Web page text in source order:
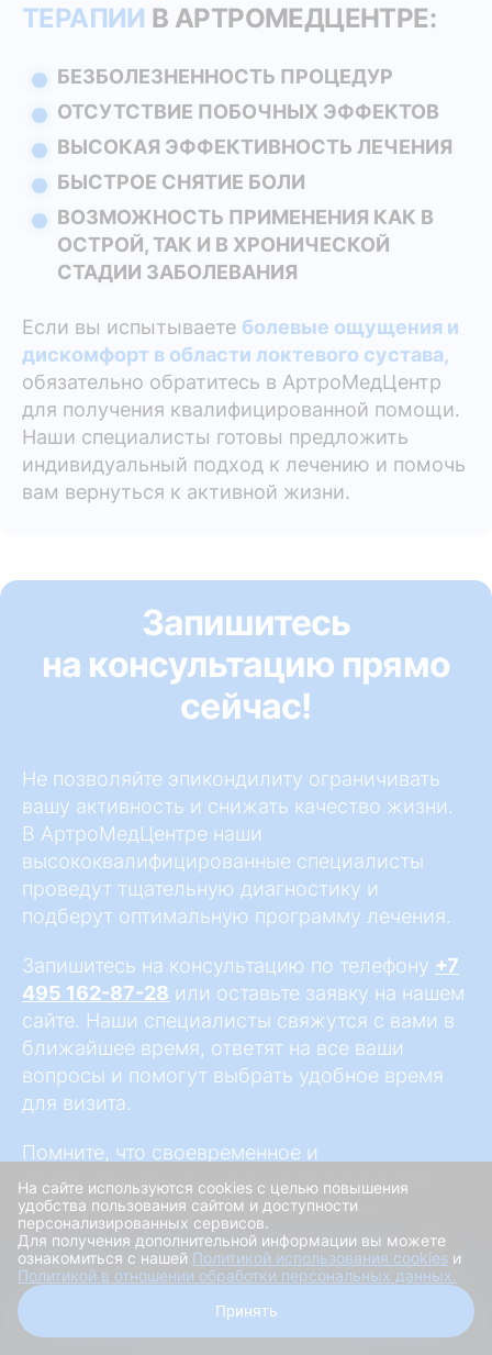
ТЕРАПИИ В АРТРОМЕДЦЕНТРЕ:
БЕЗБОЛЕЗНЕННОСТЬ ПРОЦЕДУР
ОТСУТСТВИЕ ПОБОЧНЫХ ЭФФЕКТОВ
ВЫСОКАЯ ЭФФЕКТИВНОСТЬ ЛЕЧЕНИЯ
БЫСТРОЕ СНЯТИЕ БОЛИ
ВОЗМОЖНОСТЬ ПРИМЕНЕНИЯ КАК В
ОСТРОЙ, ТАК И В ХРОНИЧЕСКОЙ
СТАДИИ ЗАБОЛЕВАНИЯ
Если вы испытываете болевые ощущения и
дискомфорт в области локтевого сустава,
обязательно обратитесь в АртроМедЦентр
для получения квалифицированной помощи.
Наши специалисты готовы предложить
индивидуальный подход к лечению и помочь
вам вернуться к активной жизни.
Запишитесь
на консультацию прямо
сейчас!
Не позволяйте эпикондилиту ограничивать
вашу активность и снижать качество жизни.
В АртроМедЦентре наши
высококвалифицированные специалисты
проведут тщательную диагностику и
подберут оптимальную программу лечения.
Запишитесь на консультацию по телефону +7
495 162-87-28 или оставьте заявку на нашем
сайте. Наши специалисты свяжутся с вами в
ближайшее время, ответят на все ваши
вопросы и помогут выбрать удобное время
для визита.
Помните, что своевременное и
профессиональное лечение эпикондилита -
ключ к быстрому восстановлению и
предотвращению осложнений. Доверьтесь
опыту специалистов АртроМедЦентра и
сделайте первый шаг к активной жизни без
На сайте используются cookies с целью повышения
удобства пользования сайтом и доступности
персонализированных сервисов.
Для получения дополнительной информации вы можете
ознакомиться с нашей Политикой использования cookies и
Политикой в отношении обработки персональных данных.
Принять